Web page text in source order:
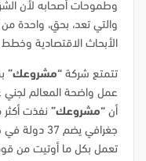
وطموحات أصحابه لأن
والتي تعد، بحقٍ، واحدة
الأبحاث الاقتصادية وخطط
تتمتع شركة “مشروعك”
عمل واضحة المعالم لجني
أن “مشروعك”
جغرافي يضم
تعمل بكل ما أوتيت من